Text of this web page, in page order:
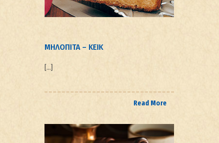
ΜΗΛΟΠΙΤΑ – ΚΕΙΚ
[…]
Read More